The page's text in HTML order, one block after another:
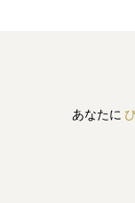
あなたに